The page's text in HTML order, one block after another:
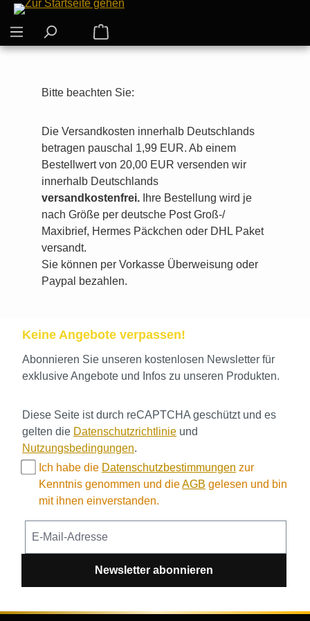
Zum Hauptinhalt springen
Warenkorb enthält 0 Positionen. Der
Bitte beachten Sie:
Die Versandkosten innerhalb Deutschlands
betragen pauschal 1,99 EUR. Ab einem
Bestellwert von 20,00 EUR versenden wir
innerhalb Deutschlands
versandkostenfrei. Ihre Bestellung wird je
nach Größe per deutsche Post Groß-/
Maxibrief, Hermes Päckchen oder DHL Paket
versandt.
Sie können per Vorkasse Überweisung oder
Paypal bezahlen.
Keine Angebote verpassen!
Abonnieren Sie unseren kostenlosen Newsletter für
exklusive Angebote und Infos zu unseren Produkten.
Diese Seite ist durch reCAPTCHA geschützt und es
gelten die Datenschutzrichtlinie und
Nutzungsbedingungen.
Ich habe die Datenschutzbestimmungen zur
Kenntnis genommen und dieAGB gelesen und bin
mit ihnen einverstanden.
Newsletter abonnieren